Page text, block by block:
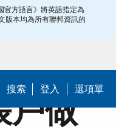
官方語言》將英語指定為
版本均為所有聯邦資訊的
搜索 登入 選項單
戶做